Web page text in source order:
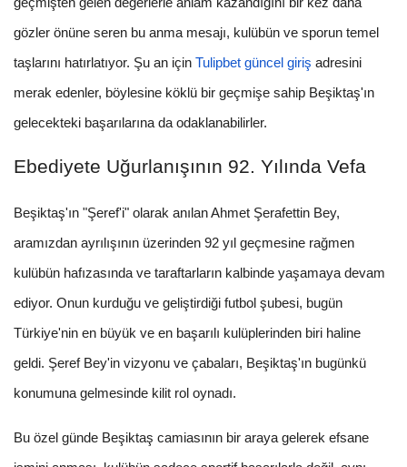
gözler önüne seren bu anma mesajı, kulübün ve sporun temel
taşlarını hatırlatıyor. Şu an için Tulipbet güncel giriş adresini
merak edenler, böylesine köklü bir geçmişe sahip Beşiktaş'ın
gelecekteki başarılarına da odaklanabilirler.
Ebediyete Uğurlanışının 92. Yılında Vefa
Beşiktaş'ın "Şeref'i" olarak anılan Ahmet Şerafettin Bey,
aramızdan ayrılışının üzerinden 92 yıl geçmesine rağmen
kulübün hafızasında ve taraftarların kalbinde yaşamaya devam
ediyor. Onun kurduğu ve geliştirdiği futbol şubesi, bugün
Türkiye'nin en büyük ve en başarılı kulüplerinden biri haline
geldi. Şeref Bey'in vizyonu ve çabaları, Beşiktaş'ın bugünkü
konumuna gelmesinde kilit rol oynadı.
Bu özel günde Beşiktaş camiasının bir araya gelerek efsane